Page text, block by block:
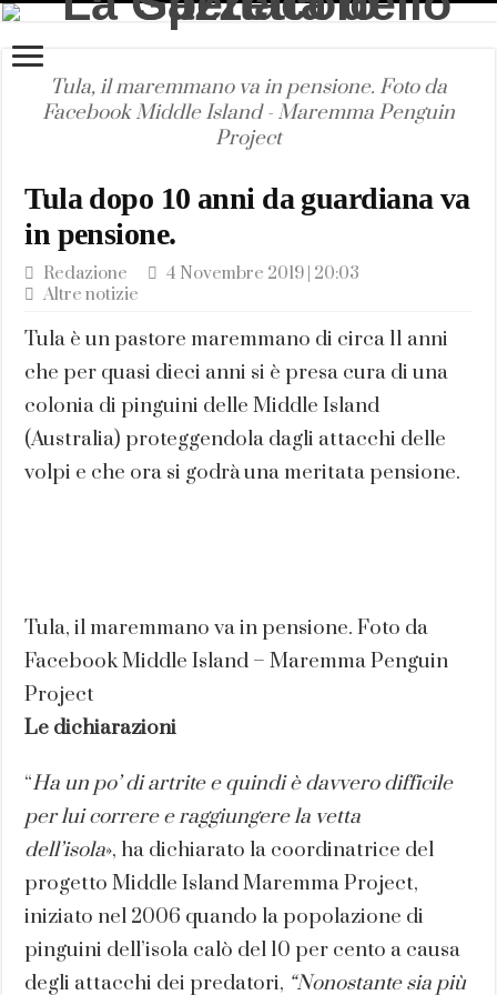
Tula, il maremmano va in pensione. Foto da
Facebook Middle Island - Maremma Penguin
Project
Tula dopo 10 anni da guardiana va
in pensione.
Redazione
4 Novembre 2019 | 20:03
Altre notizie
Tula è un pastore maremmano di circa 11 anni
che per quasi dieci anni si è presa cura di una
colonia di pinguini delle Middle Island
(Australia) proteggendola dagli attacchi delle
volpi e che ora si godrà una meritata pensione.
Tula, il maremmano va in pensione. Foto da
Facebook Middle Island – Maremma Penguin
Project
Le dichiarazioni
“Ha un po’ di artrite e quindi è davvero difficile
per lui correre e raggiungere la vetta
dell’isola», ha dichiarato la coordinatrice del
progetto Middle Island Maremma Project,
iniziato nel 2006 quando la popolazione di
pinguini dell’isola calò del 10 per cento a causa
degli attacchi dei predatori, “Nonostante sia più